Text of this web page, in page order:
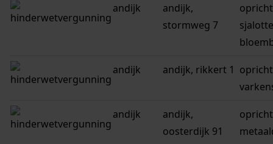
andijk
andijk,
stormweg 7
andijk andijk, rikkert 1
andijk
andijk,
oosterdijk 91